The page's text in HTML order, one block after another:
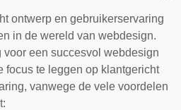
ontwerp en gebruikerservaring
in de wereld van webdesign.
een succesvol webdesign
focus te leggen op klantgericht
vanwege de vele voordelen